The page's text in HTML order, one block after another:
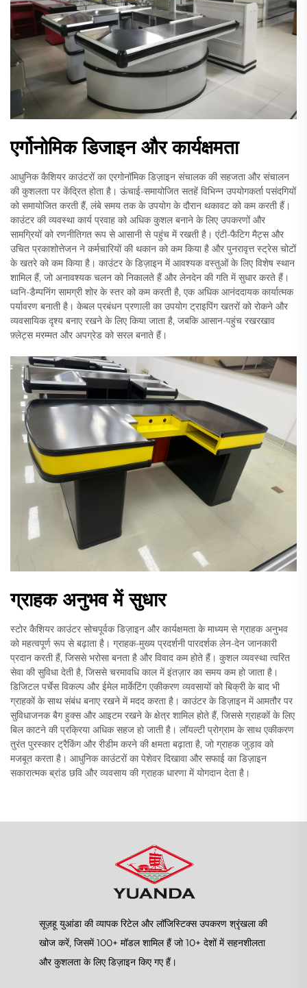
एर्गोनोमिक डिजाइन और कार्यक्षमता
आधुनिक कैशियर काउंटरों का एरगोनॉमिक डिज़ाइन संचालक की सहजता और संचालन
की कुशलता पर केंद्रित होता है। ऊंचाई-समायोजित सतहें विभिन्न उपयोगकर्ता पसंदगियों
को समायोजित करती हैं, लंबे समय तक के उपयोग के दौरान थकावट को कम करती हैं।
काउंटर की व्यवस्था कार्य प्रवाह को अधिक कुशल बनाने के लिए उपकरणों और
सामग्रियों को रणनीतिगत रूप से आसानी से पहुंच में रखती है। एंटी-फैटिग मैट्स और
उचित प्रकाशोत्तेजन ने कर्मचारियों की थकान को कम किया है और पुनरावृत्त स्ट्रेस चोटों
के खतरे को कम किया है। काउंटर के डिज़ाइन में आवश्यक वस्तुओं के लिए विशेष स्थान
शामिल हैं, जो अनावश्यक चलन को निकालते हैं और लेनदेन की गति में सुधार करते हैं।
ध्वनि-डैम्पनिंग सामग्री शोर के स्तर को कम करती है, एक अधिक आनंददायक कार्यात्मक
पर्यावरण बनाती है। केबल प्रबंधन प्रणाली का उपयोग ट्राइपिंग खतरों को रोकने और
व्यवसायिक दृश्य बनाए रखने के लिए किया जाता है, जबकि आसान-पहुंच रखरखाव
फ़्लेट्स मरम्मत और अपग्रेड को सरल बनाते हैं।
ग्राहक अनुभव में सुधार
स्टोर कैशियर काउंटर सोचपूर्वक डिज़ाइन और कार्यक्षमता के माध्यम से ग्राहक अनुभव
को महत्वपूर्ण रूप से बढ़ाता है। ग्राहक-मुख्य प्रदर्शनी पारदर्शक लेन-देन जानकारी
प्रदान करती हैं, जिससे भरोसा बनता है और विवाद कम होते हैं। कुशल व्यवस्था त्वरित
सेवा की सुविधा देती है, जिससे चरमावधि काल में इंतज़ार का समय कम हो जाता है।
डिजिटल पर्चेस विकल्प और ईमेल मार्केटिंग एकीकरण व्यवसायों को बिक्री के बाद भी
ग्राहकों के साथ संबंध बनाए रखने में मदद करता है। काउंटर के डिज़ाइन में आमतौर पर
सुविधाजनक बैग हुक्स और आइटम रखने के क्षेत्र शामिल होते हैं, जिससे ग्राहकों के लिए
बिल काटने की प्रक्रिया अधिक सहज हो जाती है। लॉयल्टी प्रोग्राम के साथ एकीकरण
तुरंत पुरस्कार ट्रैकिंग और रीडीम करने की क्षमता बढ़ाता है, जो ग्राहक जुड़ाव को
मजबूत करता है। आधुनिक काउंटरों का पेशेवर दिखावा और सफाई का डिज़ाइन
सकारात्मक ब्रांड छवि और व्यवसाय की ग्राहक धारणा में योगदान देता है।
सूज़हू युआंडा की व्यापक रिटेल और लॉजिस्टिक्स उपकरण श्रृंखला की
खोज करें, जिसमें 100+ मॉडल शामिल हैं जो 10+ देशों में सहनशीलता
और कुशलता के लिए डिज़ाइन किए गए हैं।